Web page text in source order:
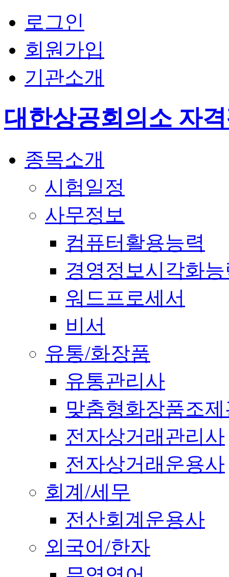
로그인
회원가입
기관소개
대한상공회의소 자
종목소개
시험일정
사무정보
컴퓨터활용능력
경영정보시각화
워드프로세서
비서
유통/화장품
유통관리사
맞춤형화장품조
전자상거래관리사
전자상거래운용사
회계/세무
전산회계운용사
외국어/한자